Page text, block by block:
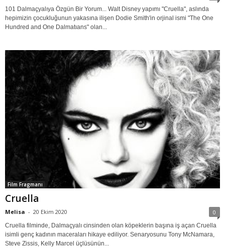
101 Dalmaçyalıya Özgün Bir Yorum... Walt Disney yapımı "Cruella", aslında
hepimizin çocukluğunun yakasına ilişen Dodie Smith'in orjinal ismi "The One
Hundred and One Dalmatıans" olan...
Film Fragmanı
Cruella
Melisa - 20 Ekim 2020 0
Cruella filminde, Dalmaçyalı cinsinden olan köpeklerin başına iş açan Cruella
isimli genç kadının maceraları hikaye ediliyor. Senaryosunu Tony McNamara,
Steve Zissis, Kelly Marcel üçlüsünün...